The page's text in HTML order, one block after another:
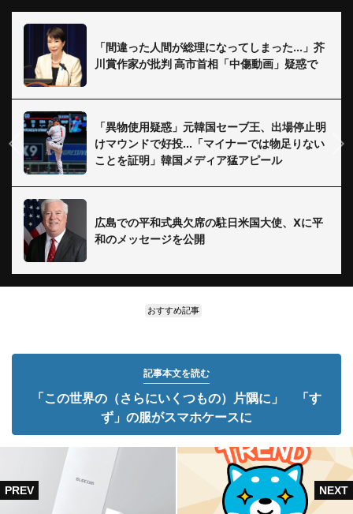
「間違った人間が総理になってしまった...」芥
川賞作家が批判 高市首相「中傷動画」疑惑で
「異物使用疑惑」元韓国セーブ王、出場停止明
けマウンドで好投...「マイナーでは物足りない
ことを証明」韓国メディア猛アピール
広島での平和式典欠席の駐日米国大使、Xに平
和のメッセージを公開
おすすめ記事
記事本文を読む
「この世界の（さらにいくつもの）片隅に」 「す
ず」の服がスマホケースに